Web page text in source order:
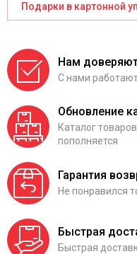
Подарки в картонной
Нам
С нами
Обновление
Каталог
пополняется
Гарантия
Не понравился
Быстрая
Быстрая